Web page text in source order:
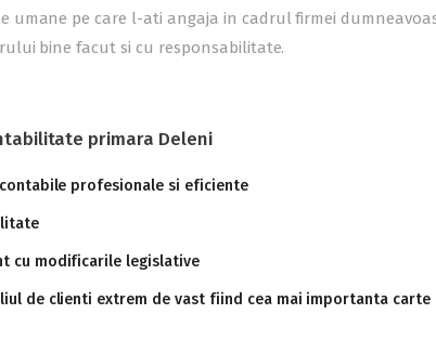
umane pe care l-ati angaja in cadrul firmei
bine facut si cu responsabilitate.
primara Deleni
profesionale si eficiente
cu modificarile legislative
de clienti extrem de vast fiind cea mai importanta carte